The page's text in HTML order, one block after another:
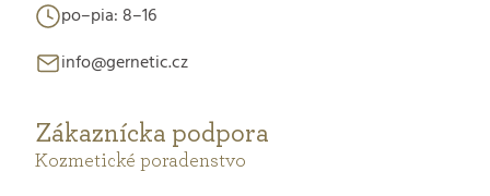
po–pia: 8–16
info@gernetic.cz
Zákaznícka podpora
Kozmetické poradenstvo